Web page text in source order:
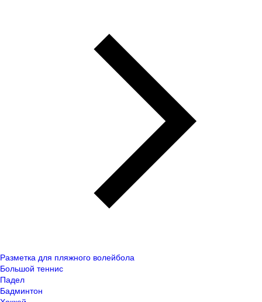
Разметка для пляжного волейбола
Большой теннис
Падел
Бадминтон